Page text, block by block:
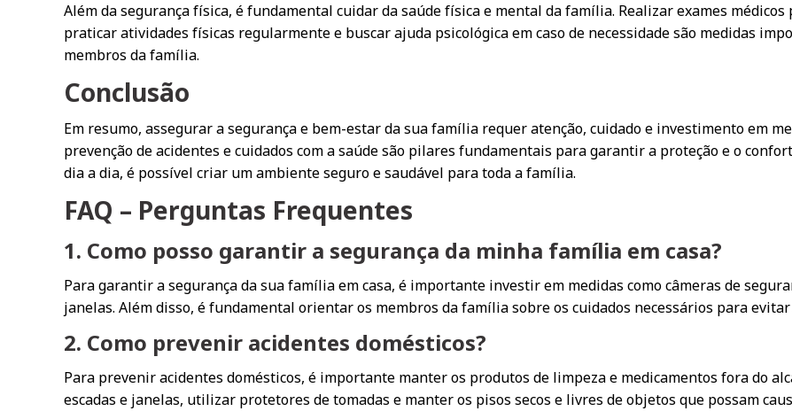
Além da segurança física, é fundamental cuidar da saúde física e mental da família. Realizar exames
praticar atividades físicas regularmente e buscar ajuda psicológica em caso de necessidade são medidas
membros da família.
Conclusão
Em resumo, assegurar a segurança e bem-estar da sua família requer atenção, cuidado e investimento em
prevenção de acidentes e cuidados com a saúde são pilares fundamentais para garantir a proteção e o
dia a dia, é possível criar um ambiente seguro e saudável para toda a família.
FAQ – Perguntas Frequentes
1. Como posso garantir a segurança da minha família em casa?
Para garantir a segurança da sua família em casa, é importante investir em medidas como câmeras de
janelas. Além disso, é fundamental orientar os membros da família sobre os cuidados necessários para
2. Como prevenir acidentes domésticos?
Para prevenir acidentes domésticos, é importante manter os produtos de limpeza e medicamentos fora do
escadas e janelas, utilizar protetores de tomadas e manter os pisos secos e livres de objetos que possam